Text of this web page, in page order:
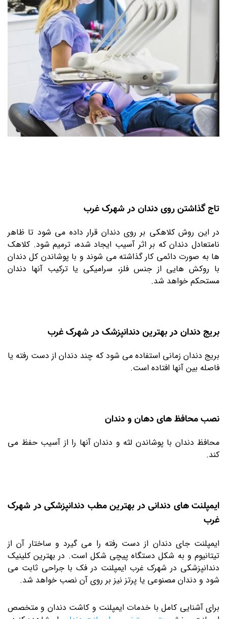
تاج گذاشتن روی دندان در شهرک غرب
در این روش کلاهکی بر روی دندان قرار داده می شود تا ظاهر
نامتعادل دندان که بر اثر آسیب ایجاد شده، ترمیم شود. کلاهک
ها به صورت دائمی کار گذاشته می شوند و با پوشاندن کل دندان
با روکش هایی از جنس فلز، سرامیکی یا ترکیب آنها دندان
مستحکم خواهد شد.
بریج دندان در بهترین دندانپزشک در شهرک غرب
بریج دندان زمانی استفاده می شود که چند دندان از دست رفته یا
فاصله بین آنها افتاده است.
نصب محافظ های دهان و دندان
محافظ دندان با پوشاندن لثه و دندان آنها را از آسیب حفظ می
کند.
ایمپلنت های دندانی در بهترین مطب دندانپزشکی در شهرک
غرب
ایمپلنت جای دندان از دست رفته را می گیرد و ساختار آن از
تیتانیوم و به شکل دستگاه پیچی شکل است. در بهترین کلینیک
دندانپزشکی در شهرک غرب ایمپلنت در فک با جراحی ثابت می
شود و دندان مصنوعی یا پرتز نیز بر روی آن نصب خواهد شد.
برای آشنایی کامل با خدمات ایمپلنت و کاشت دندان و متخصص